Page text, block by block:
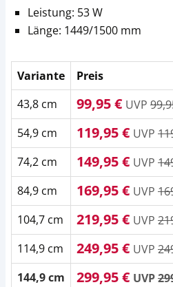
Leistung: 53 W
Länge: 1449/1500 mm
Variante
Preis
43,8 cm
99,95 € UVP
54,9 cm
119,95 € UVP
74,2 cm
149,95 € UVP
84,9 cm
169,95 € UVP
104,7 cm
219,95 € UVP
114,9 cm
249,95 € UVP
144,9 cm
299,95 € UVP